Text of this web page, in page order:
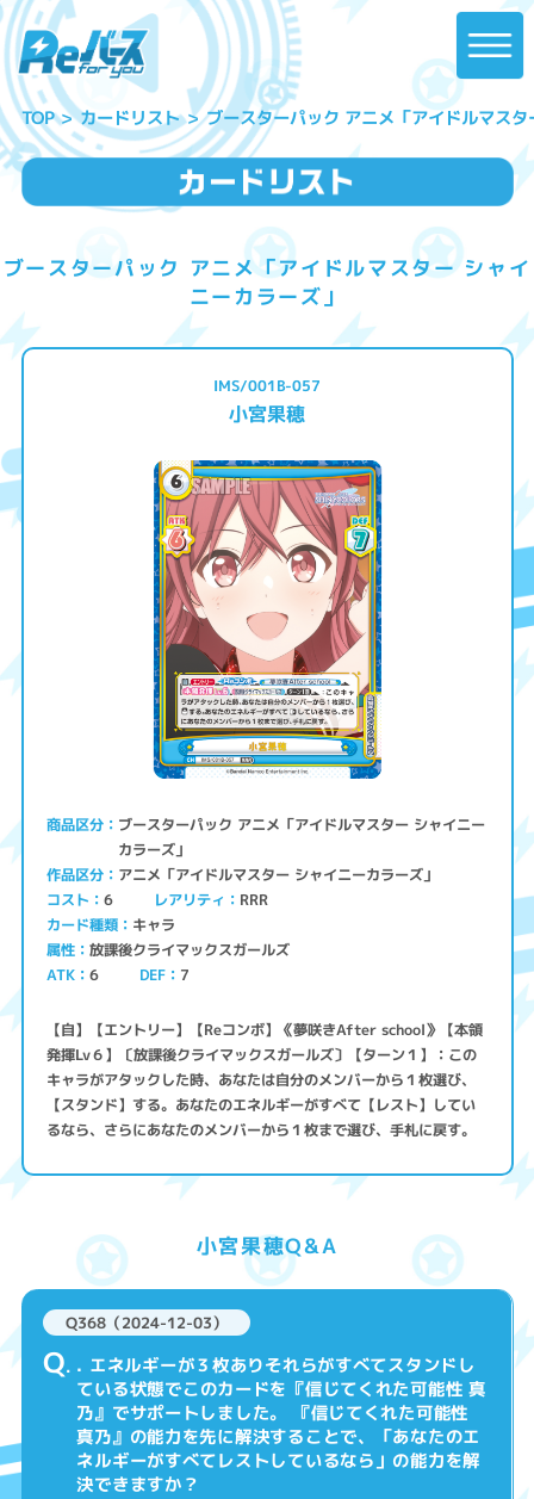
TOP カードリスト ブースターパック アニメ「アイドルマス
ブースターパック アニメ「アイドルマスター シャイ
ニーカラーズ」
IMS/001B-057
小宮果穂
商品区分 ブースターパック アニメ「アイドルマスター シャイニー
カラーズ」
作品区分 アニメ「アイドルマスター シャイニーカラーズ」
コスト 6 レアリティ RRR
カード種類 キャラ
属性 放課後クライマックスガールズ
ATK 6 DEF 7
【自】【エントリー】【Reコンボ】《夢咲きAfter school》【本領
発揮Lv６】〔放課後クライマックスガールズ〕【ターン１】：この
キャラがアタックした時、あなたは自分のメンバーから１枚選び、
【スタンド】する。あなたのエネルギーがすべて【レスト】してい
るなら、さらにあなたのメンバーから１枚まで選び、手札に戻す。
小宮果穂Q&A
Q368（2024-12-03）
Q . エネルギーが３枚ありそれらがすべてスタンドし
ている状態でこのカードを『信じてくれた可能性 真
乃』でサポートしました。 『信じてくれた可能性
真乃』の能力を先に解決することで、「あなたのエ
ネルギーがすべてレストしているなら」の能力を解
決できますか？